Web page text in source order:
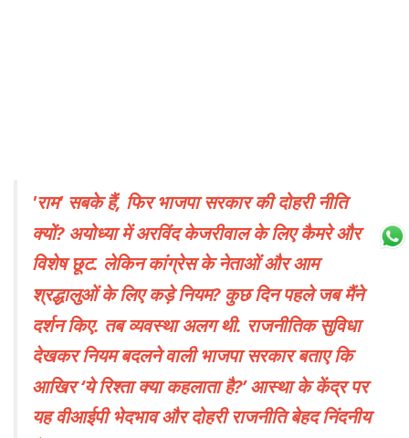
'राम' सबके हैं, फिर भाजपा सरकार की दोहरी नीति
क्यों? अयोध्या में अरविंद केजरीवाल के लिए कैमरे और
विशेष छूट. लेकिन कांग्रेस के नेताओं और आम
श्रद्धालुओं के लिए कड़े नियम? कुछ दिन पहले जब मैंने
दर्शन किए. तब व्यवस्था अलग थी. राजनीतिक सुविधा
देखकर नियम बदलने वाली भाजपा सरकार बताए कि
आखिर ‘ये रिश्ता क्या कहलाता है?’ आस्था के केंद्र पर
यह वीआईपी भेदभाव और दोहरी राजनीति बेहद निंदनीय